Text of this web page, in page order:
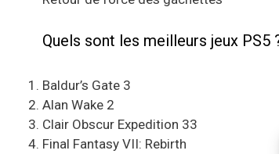
Quels sont les meilleurs jeux PS5
Baldur’s Gate 3
Alan Wake 2
Clair Obscur Expedition 33
Final Fantasy VII: Rebirth